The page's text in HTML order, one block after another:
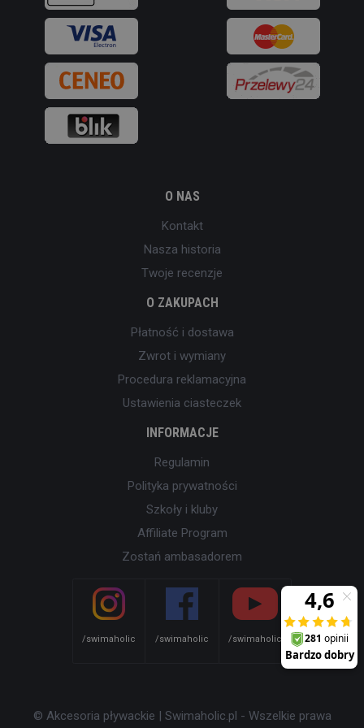
O NAS
Kontakt
Nasza historia
Twoje recenzje
O ZAKUPACH
Płatność i dostawa
Zwrot i wymiany
Procedura reklamacyjna
Ustawienia ciasteczek
INFORMACJE
Regulamin
Polityka prywatności
Szkoły i kluby
Affiliate Program
Zostań ambasadorem
/swimaholic /swimaholic /swimaholic
© Akcesoria pływackie | Swimaholic.pl - Wszelkie prawa